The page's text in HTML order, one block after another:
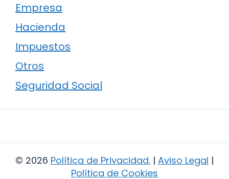
Empresa
Hacienda
Impuestos
Otros
Seguridad Social
© 2026 Política de Privacidad. | Aviso Legal |
Política de Cookies